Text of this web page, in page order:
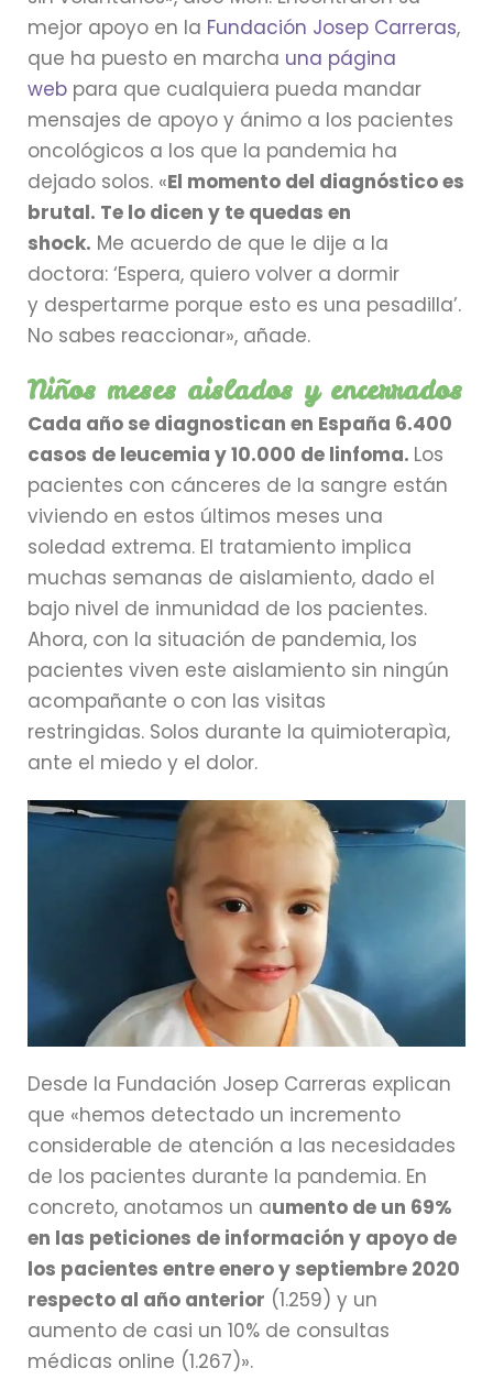
mejor apoyo en la Fundación Josep Carreras,
que ha puesto en marcha una página
web para que cualquiera pueda mandar
mensajes de apoyo y ánimo a los pacientes
oncológicos a los que la pandemia ha
dejado solos. «El momento del diagnóstico es
brutal. Te lo dicen y te quedas en
shock. Me acuerdo de que le dije a la
doctora: ‘Espera, quiero volver a dormir
y despertarme porque esto es una pesadilla’.
No sabes reaccionar», añade.
Niños meses aislados y encerrados
Cada año se diagnostican en España 6.400
casos de leucemia y 10.000 de linfoma. Los
pacientes con cánceres de la sangre están
viviendo en estos últimos meses una
soledad extrema. El tratamiento implica
muchas semanas de aislamiento, dado el
bajo nivel de inmunidad de los pacientes.
Ahora, con la situación de pandemia, los
pacientes viven este aislamiento sin ningún
acompañante o con las visitas
restringidas. Solos durante la quimioterapìa,
ante el miedo y el dolor.
Desde la Fundación Josep Carreras explican
que «hemos detectado un incremento
considerable de atención a las necesidades
de los pacientes durante la pandemia. En
concreto, anotamos un aumento de un 69%
en las peticiones de información y apoyo de
los pacientes entre enero y septiembre 2020
respecto al año anterior (1.259) y un
aumento de casi un 10% de consultas
médicas online (1.267)».